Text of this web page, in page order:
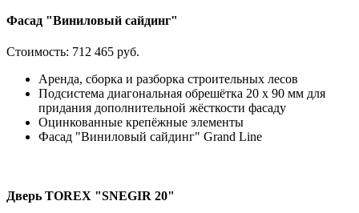
Фасад "Виниловый сайдинг"
Стоимость: 712 465 руб.
Аренда, сборка и разборка строительных лесов
Подсистема диагональная обрешётка 20 х 90 мм для
придания дополнительной жёсткости фасаду
Оцинкованные крепёжные элементы
Фасад "Виниловый сайдинг" Grand Line
Дверь TOREX "SNEGIR 20"